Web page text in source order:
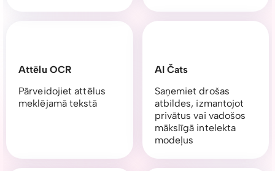
Attēlu OCR
Pārveidojiet attēlus
meklējamā tekstā
AI Čats
Saņemiet drošas
atbildes, izmantojot
privātus vai vadošos
mākslīgā intelekta
modeļus